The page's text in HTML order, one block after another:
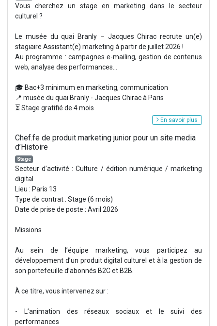
Vous cherchez un stage en marketing dans le secteur
culturel ?
Le musée du quai Branly – Jacques Chirac recrute un(e)
stagiaire Assistant(e) marketing à partir de juillet 2026 !
Au programme : campagnes e-mailing, gestion de contenus
web, analyse des performances...
🎓 Bac+3 minimum en marketing, communication
📍 musée du quai Branly - Jacques Chirac à Paris
⏳ Stage gratifié de 4 mois
En savoir plus
Chef.fe de produit marketing junior pour un site media
d’Histoire
Stage
Secteur d’activité : Culture / édition numérique / marketing
digital
Lieu : Paris 13
Type de contrat : Stage (6 mois)
Date de prise de poste : Avril 2026
Missions
Au sein de l’équipe marketing, vous participez au
développement d’un produit digital culturel et à la gestion de
son portefeuille d’abonnés B2C et B2B.
À ce titre, vous intervenez sur :
- L’animation des réseaux sociaux et le suivi des
performances